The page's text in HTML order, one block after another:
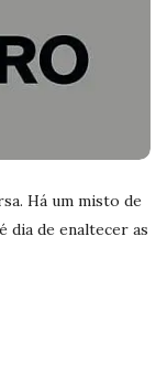
Há um misto de
dia de enaltecer as